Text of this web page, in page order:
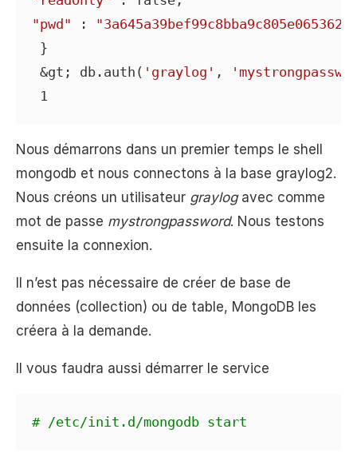
"pwd" :
}
&gt; db.auth( 'graylog' ,
1
Nous démarrons dans un premier temps le shell
mongodb et nous connectons à la base graylog2.
Nous créons un utilisateur graylogavec comme
mot de passe mystrongpassword. Nous testons
ensuite la connexion.
Il n’est pas nécessaire de créer de base de
données (collection) ou de table, MongoDB les
créera à la demande.
Il vous faudra aussi démarrer le service
# /etc/init.d/mongodb start